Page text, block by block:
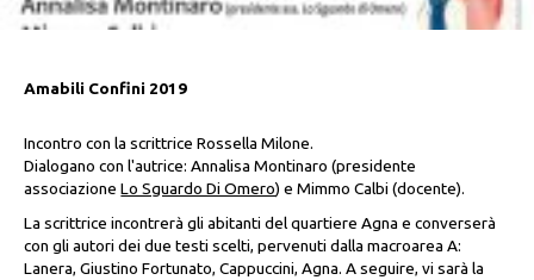
Amabili Confini 2019
Incontro con la scrittrice Rossella Milone.
Dialogano con l'autrice: Annalisa Montinaro (presidente
associazioneLo Sguardo Di Omero) e Mimmo Calbi (docente).
La scrittrice incontrerà gli abitanti del quartiere Agna e converserà
con gli autori dei due testi scelti, pervenuti dalla macroarea A:
Lanera, Giustino Fortunato, Cappuccini, Agna. A seguire, vi sarà la